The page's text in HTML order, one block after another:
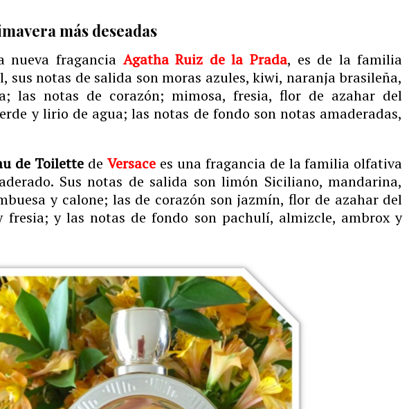
más deseadas
nueva fragancia Agatha Ruiz de la Prada, es de la familia
sus notas de salida son moras azules, kiwi, naranja brasileña,
las notas de corazón; mimosa, fresia, flor de azahar del
y lirio de agua; las notas de fondo son notas amaderadas,
de Toilettede Versace es una fraganciade la familia olfativa
Sus notas de salida son limón Siciliano, mandarina,
y calone; las de corazón son jazmín, flor de azahar del
fresia; y las notas de fondo son pachulí, almizcle, ambrox y